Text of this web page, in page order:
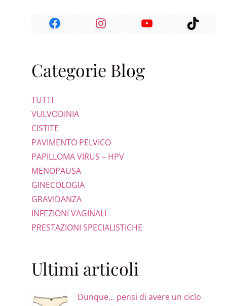
Categorie Blog
TUTTI
VULVODINIA
CISTITE
PAVIMENTO PELVICO
PAPILLOMA VIRUS – HPV
MENOPAUSA
GINECOLOGIA
GRAVIDANZA
INFEZIONI VAGINALI
PRESTAZIONI SPECIALISTICHE
Ultimi articoli
Dunque… pensi di avere un ciclo